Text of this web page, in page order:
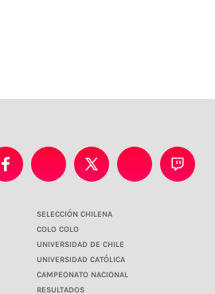
SELECCIÓN CHILENA
COLO COLO
UNIVERSIDAD DE CHILE
UNIVERSIDAD CATÓLICA
CAMPEONATO NACIONAL
RESULTADOS